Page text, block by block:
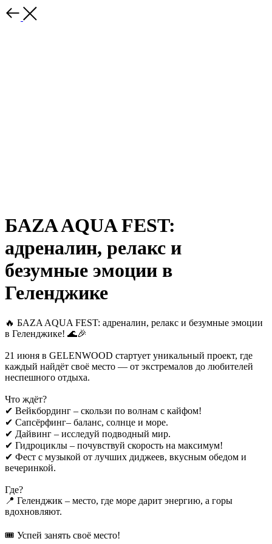
БАZA AQUA FEST:
адреналин, релакс и
безумные эмоции в
Геленджике
🔥 БАZA AQUA FEST: адреналин, релакс и безумные эмоции
в Геленджике! 🌊🎉
21 июня в GELENWOOD стартует уникальный проект, где
каждый найдёт своё место — от экстремалов до любителей
неспешного отдыха.
Что ждёт?
✔ Вейкбординг – скользи по волнам с кайфом!
✔ Сапсёрфинг– баланс, солнце и море.
✔ Дайвинг – исследуй подводный мир.
✔ Гидроциклы – почувствуй скорость на максимум!
✔ Фест с музыкой от лучших диджеев, вкусным обедом и
вечеринкой.
Где?
📍 Геленджик – место, где море дарит энергию, а горы
вдохновляют.
🎟 Успей занять своё место!